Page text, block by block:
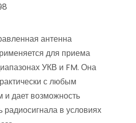
антенна
для приема
УКВ и FM. Она
с любым
дает возможность
радиосигнала в условиях